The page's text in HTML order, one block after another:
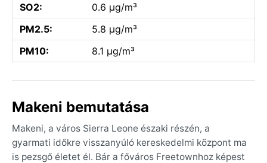
SO2:
0.6 µg/m³
PM2.5:
5.8 µg/m³
PM10:
8.1 µg/m³
Makeni bemutatása
Makeni, a város Sierra Leone északi részén, a
gyarmati időkre visszanyúló kereskedelmi központ ma
is pezsgő életet él. Bár a főváros Freetownhoz képest